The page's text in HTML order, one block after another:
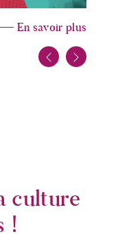
En savoir plus
culture
!